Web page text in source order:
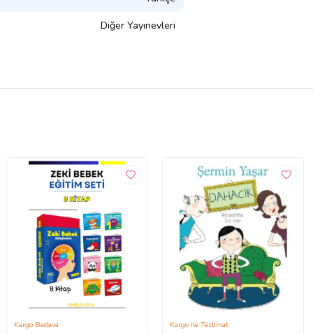
Diğer Yayınevleri
Kargo Bedava Kargo ile Teslimat